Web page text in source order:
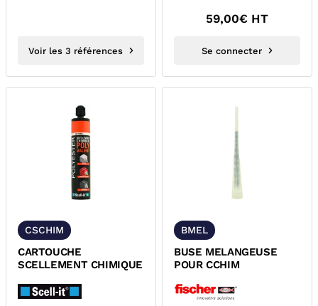
Voir les 3 références
59,00€ HT
Se connecter
CSCHIM
CARTOUCHE
SCELLEMENT CHIMIQUE
BMEL
BUSE MELANGEUSE
POUR CCHIM